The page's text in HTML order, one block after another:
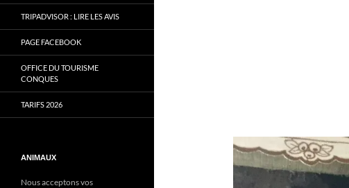
TRIPADVISOR : LIRE LES AVIS
PAGE FACEBOOK
OFFICE DU TOURISME
CONQUES
TARIFS 2026
ANIMAUX
Nous acceptons vos